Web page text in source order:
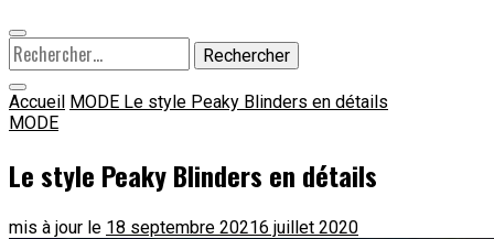
Rechercher :
Accueil MODE Le style Peaky Blinders en détails
MODE
Le style Peaky Blinders en détails
mis à jour le 18 septembre 20216 juillet 2020